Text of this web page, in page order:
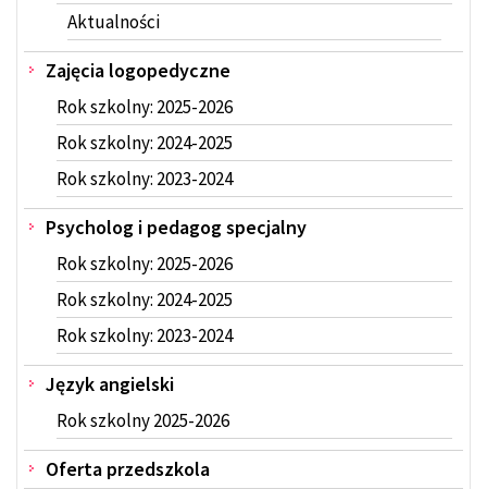
Aktualności
Zajęcia logopedyczne
Rok szkolny: 2025-2026
Rok szkolny: 2024-2025
Rok szkolny: 2023-2024
Psycholog i pedagog specjalny
Rok szkolny: 2025-2026
Rok szkolny: 2024-2025
Rok szkolny: 2023-2024
Język angielski
Rok szkolny 2025-2026
Oferta przedszkola